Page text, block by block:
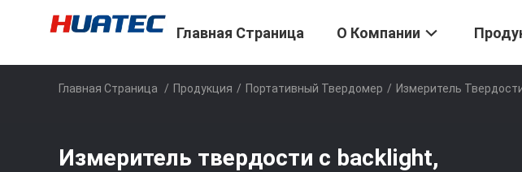
Главная Страница О Компании
Главная Страница / Продукция / Портативный Твердомер / Измеритель
Измеритель твердости с backlight,